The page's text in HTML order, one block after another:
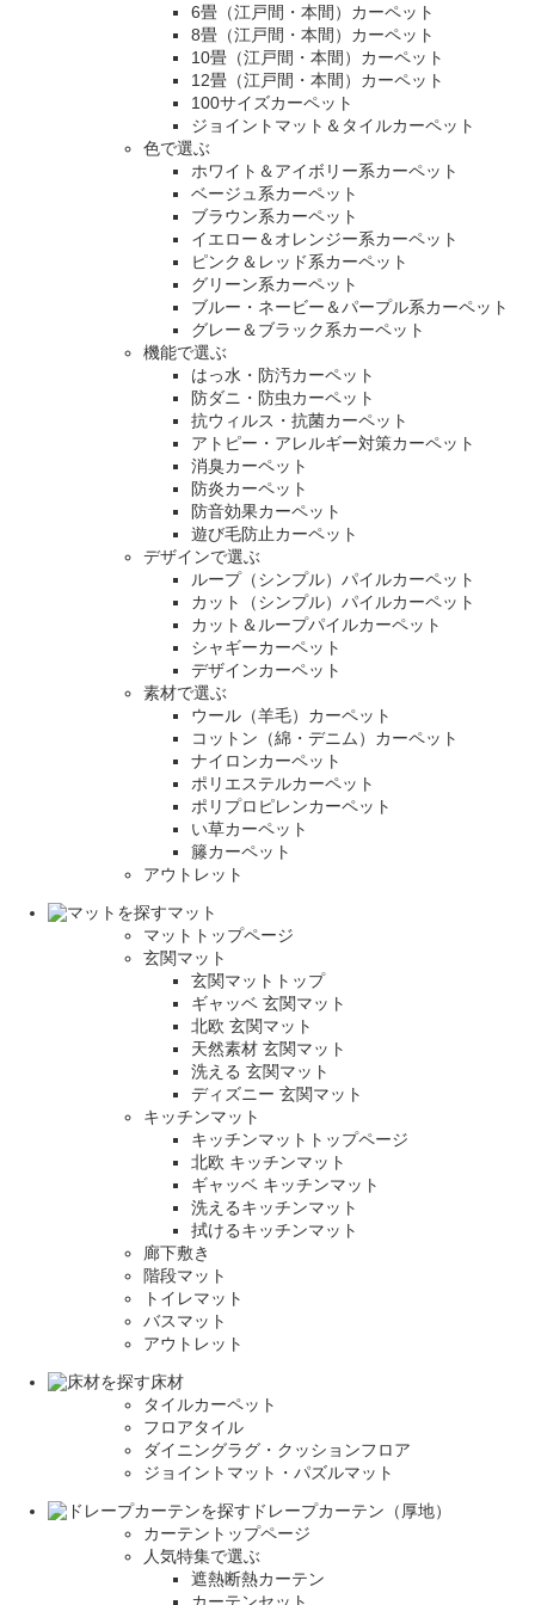
6畳（江戸間・本間）カーペット
8畳（江戸間・本間）カーペット
10畳（江戸間・本間）カーペット
12畳（江戸間・本間）カーペット
100サイズカーペット
ジョイントマット＆タイルカーペット
色で選ぶ
ホワイト＆アイボリー系カーペット
ベージュ系カーペット
ブラウン系カーペット
イエロー＆オレンジー系カーペット
ピンク＆レッド系カーペット
グリーン系カーペット
ブルー・ネービー＆パープル系カーペット
グレー＆ブラック系カーペット
機能で選ぶ
はっ水・防汚カーペット
防ダニ・防虫カーペット
抗ウィルス・抗菌カーペット
アトピー・アレルギー対策カーペット
消臭カーペット
防炎カーペット
防音効果カーペット
遊び毛防止カーペット
デザインで選ぶ
ループ（シンプル）パイルカーペット
カット（シンプル）パイルカーペット
カット＆ループパイルカーペット
シャギーカーペット
デザインカーペット
素材で選ぶ
ウール（羊毛）カーペット
コットン（綿・デニム）カーペット
ナイロンカーペット
ポリエステルカーペット
ポリプロピレンカーペット
い草カーペット
籐カーペット
アウトレット
マット
マットトップページ
玄関マット
玄関マットトップ
ギャッベ 玄関マット
北欧 玄関マット
天然素材 玄関マット
洗える 玄関マット
ディズニー 玄関マット
キッチンマット
キッチンマットトップページ
北欧 キッチンマット
ギャッベ キッチンマット
洗えるキッチンマット
拭けるキッチンマット
廊下敷き
階段マット
トイレマット
バスマット
アウトレット
床材
タイルカーペット
フロアタイル
ダイニングラグ・クッションフロア
ジョイントマット・パズルマット
ドレープカーテン（厚地）
カーテントップページ
人気特集で選ぶ
遮熱断熱カーテン